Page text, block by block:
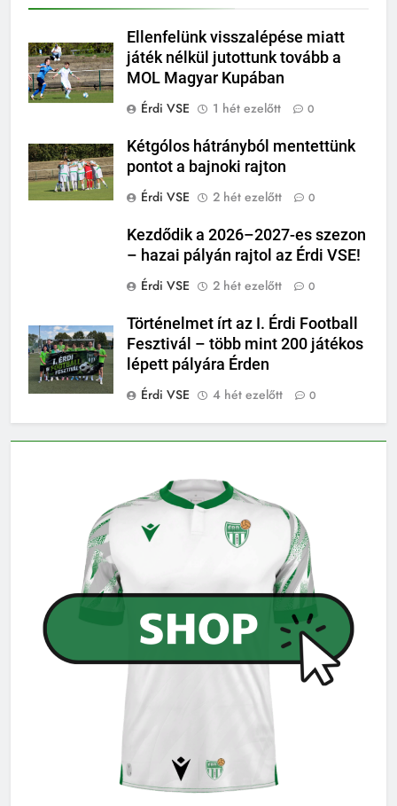
Ellenfelünk visszalépése miatt
játék nélkül jutottunk tovább a
MOL Magyar Kupában
Érdi VSE
1 hét ezelőtt 0
Kétgólos hátrányból mentettünk
pontot a bajnoki rajton
Érdi VSE
2 hét ezelőtt 0
Kezdődik a 2026–2027-es szezon
– hazai pályán rajtol az Érdi VSE!
Érdi VSE
2 hét ezelőtt 0
Történelmet írt az I. Érdi Football
Fesztivál – több mint 200 játékos
lépett pályára Érden
Érdi VSE
4 hét ezelőtt 0